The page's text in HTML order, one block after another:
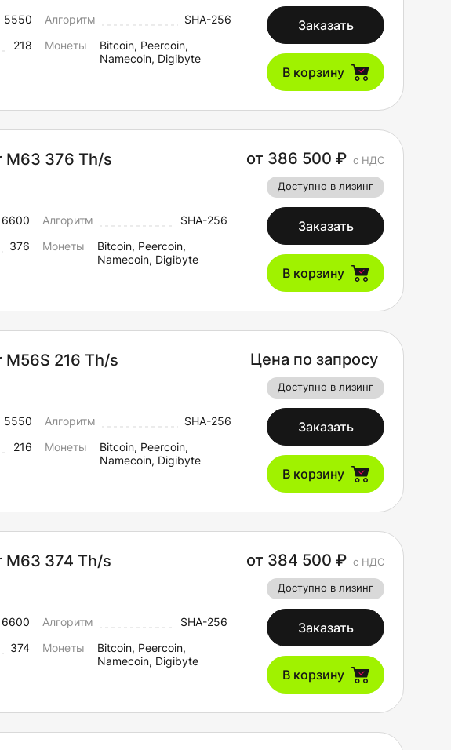
5550 Алгоритм
SHA-256
218 Монеты
Bitcoin, Peercoin,
Namecoin, Digibyte
Заказать
В корзину
M63 376 Th/s
6600 Алгоритм
SHA-256
376 Монеты
Bitcoin, Peercoin,
Namecoin, Digibyte
от 386 500 ₽ с НДС
Доступно в лизинг
Заказать
В корзину
216 Th/s
5550 Алгоритм
SHA-256
216 Монеты
Bitcoin, Peercoin,
Namecoin, Digibyte
Цена по запросу
Доступно в лизинг
Заказать
В корзину
M63 374 Th/s
6600 Алгоритм
SHA-256
374 Монеты
Bitcoin, Peercoin,
Namecoin, Digibyte
от 384 500 ₽ с НДС
Доступно в лизинг
Заказать
В корзину